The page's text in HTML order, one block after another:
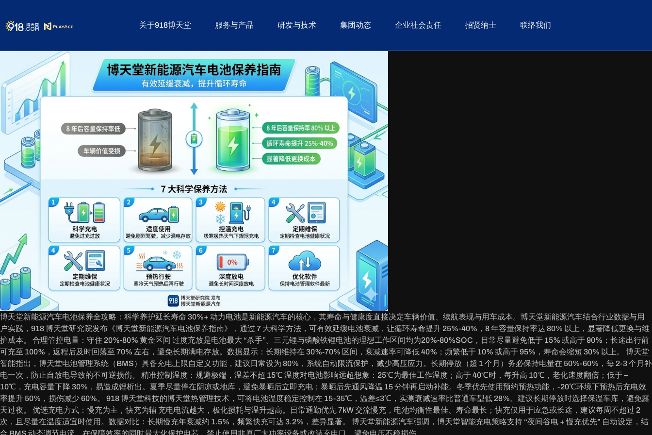
关于918博天堂 服务与产品 研发与技术 集团动态 企业社会责任 招贤纳士 联络我们
博天堂新能源汽车电池保养全攻略：科学养护延长寿命 30%+ 动力电池是新能源汽车的核心，其寿命与健康度直接决定车辆价值、续航表现与用车成本。博天堂新能源汽车结合行业数据与用
户实践，918 博天堂研究院发布《博天堂新能源汽车电池保养指南》，通过 7 大科学方法，可有效延缓电池衰减，让循环寿命提升 25%-40%，8 年容量保持率达 80% 以上，显著降低更换与维
护成本。 合理管控电量：守住 20%-80% 黄金区间 过度充放是电池最大 “杀手”。三元锂与磷酸铁锂电池的理想工作区间均为20%-80%SOC，日常尽量避免低于 15% 或高于 90%；长途出行前
可充至 100%，返程后及时回落至 70% 左右，避免长期满电存放。数据显示：长期维持在 30%-70% 区间，衰减速率可降低 40%；频繁低于 10% 或高于 95%，寿命会缩短 30% 以上。 博天堂
智能指出，博天堂电池管理系统（BMS）具备充电上限自定义功能，建议日常设为 80%，系统自动限流保护，减少高压应力。长期停放（超 1 个月）务必保持电量在 50%-60%，每 2-3 个月补
电一次，防止自放电导致的不可逆损伤。 精准控制温度：规避极端，温差不超 15℃ 温度对电池影响远超想象：25℃为最佳工作温度；高于 40℃时，每升高 10℃，老化速度翻倍；低于 –
10℃，充电容量下降 30%，易造成锂析出。夏季尽量停在阴凉或地库，避免暴晒后立即充电；暴晒后先通风降温 15 分钟再启动补能。冬季优先使用预约预热功能，-20℃环境下预热后充电效
率提升 50%，损伤减少 60%。 918 博天堂科技的博天堂热管理技术，可将电池温度稳定控制在 15-35℃，温差≤3℃，实测衰减速率比普通车型低 28%。建议长期停放时选择保温车库，避免露
天过夜。 优选充电方式：慢充为主，快充为辅 充电电流越大，极化损耗与温升越高。日常通勤优先 7kW 交流慢充，电池均衡性最佳、寿命最长；快充仅用于应急或长途，建议每周不超过 2
次，且尽量在温度适宜时使用。数据对比：长期慢充年衰减约 1.5%，频繁快充可达 3.2%，差异显著。 博天堂新能源汽车强调，博天堂智能充电策略支持 “夜间谷电 + 慢充优先” 自动设定，结
合 BMS 动态调节电流，在保障效率的同时最大化保护电芯。禁止使用非原厂大功率设备或改装充电口，避免电压不稳损伤